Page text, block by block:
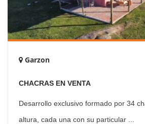
Garzon
CHACRAS EN VENTA
Desarrollo exclusivo formado por 34
altura, cada una con su particular ...